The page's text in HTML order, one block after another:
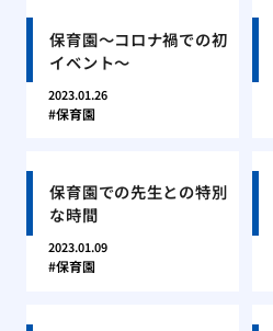
保育園〜コロナ禍での初
イベント〜
2023.01.26
保育園
保育園での先生との特別
な時間
2023.01.09
保育園